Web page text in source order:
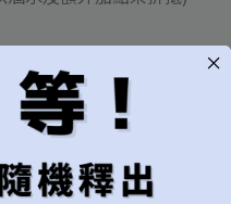
服務人員與您確認更改